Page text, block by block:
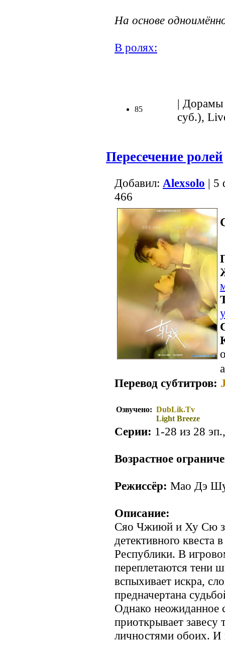
На основе
В ролях:
85
| Дорамы
суб.),
Пересечение ролей
Добавил: Alexsolo | 5
466
Перевод субтитров:
Озвучено: DubLik.Tv
Light Breeze
Серии: 1-28 из 28
Возрастное
Режиссёр: Мао Дэ
Описание:
Сяо Чжиюй и Ху Сю
детективного квеста
Республики. В
переплетаются тени
вспыхивает искра,
предначертана
Однако неожиданное
приоткрывает
личностями обоих. И